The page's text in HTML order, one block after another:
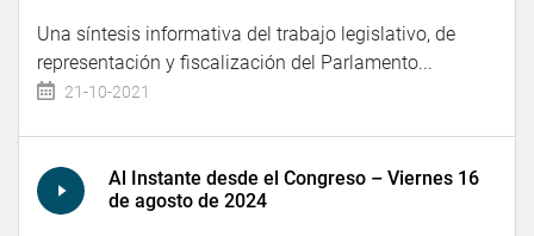
Una síntesis informativa del trabajo legislativo, de
representación y fiscalización del Parlamento...
21-10-2021
Al Instante desde el Congreso – Viernes 16
de agosto de 2024